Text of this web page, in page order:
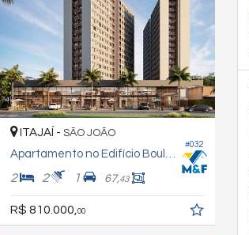
#032
ITAJAÍ - SÃO JOÃO
2 2 1 67,43
R$ 810.000, 00